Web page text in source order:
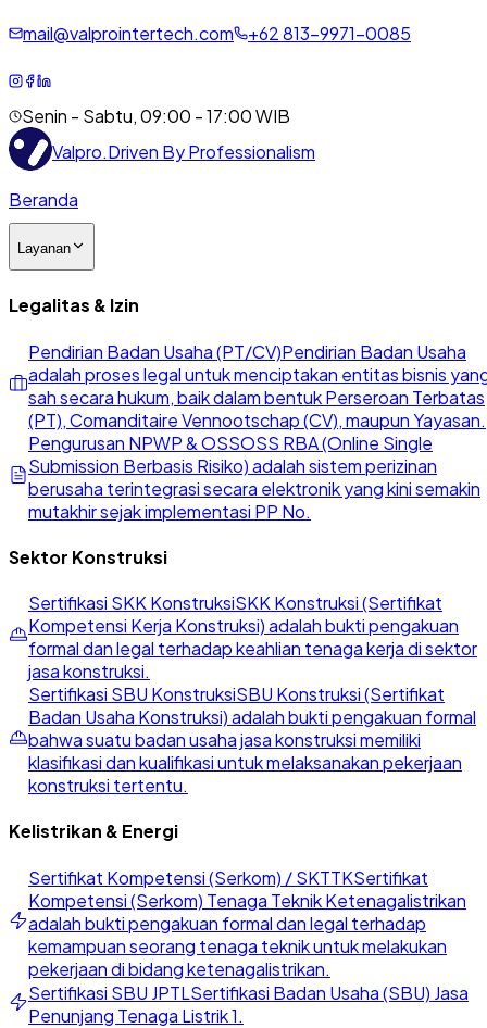
mail@valprointertech.com +62813-9971-0085
Senin - Sabtu, 09:00 - 17:00 WIB
Valpro.Driven By Professionalism
Beranda
Layanan
Legalitas & Izin
Pendirian Badan Usaha (PT/CV)Pendirian Badan Usaha
adalah proses legal untuk menciptakan entitas bisnis
sah secara hukum, baik dalam bentuk Perseroan Terbatas
(PT), Comanditaire Vennootschap (CV), maupun Yayasan.
Pengurusan NPWP & OSSOSS RBA (Online Single
Submission Berbasis Risiko) adalah sistem perizinan
berusaha terintegrasi secara elektronik yang kini semakin
mutakhir sejak implementasi PP No.
Sektor Konstruksi
Sertifikasi SKK KonstruksiSKK Konstruksi (Sertifikat
Kompetensi Kerja Konstruksi) adalah bukti pengakuan
formal dan legal terhadap keahlian tenaga kerja di sektor
jasa konstruksi.
Sertifikasi SBU KonstruksiSBU Konstruksi (Sertifikat
Badan Usaha Konstruksi) adalah bukti pengakuan formal
bahwa suatu badan usaha jasa konstruksi memiliki
klasifikasi dan kualifikasi untuk melaksanakan pekerjaan
konstruksi tertentu.
Kelistrikan & Energi
Sertifikat Kompetensi (Serkom) / SKTTKSertifikat
Kompetensi (Serkom) Tenaga Teknik Ketenagalistrikan
adalah bukti pengakuan formal dan legal terhadap
kemampuan seorang tenaga teknik untuk melakukan
pekerjaan di bidang ketenagalistrikan.
Sertifikasi SBU JPTLSertifikasi Badan Usaha (SBU) Jasa
Penunjang Tenaga Listrik 1.